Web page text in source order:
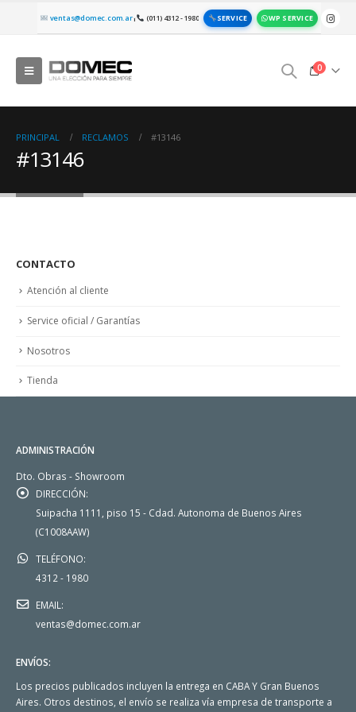
ventas@domec.com.ar| (011) 4312 - 1980 SERVICE WP SERVICE
0
PRINCIPAL RECLAMOS #13146
#13146
CONTACTO
Atención al cliente
Service oficial / Garantías
Nosotros
Tienda
ADMINISTRACIÓN
Dto. Obras - Showroom
DIRECCIÓN:
Suipacha 1111, piso 15 - Cdad. Autonoma de Buenos Aires
(C1008AAW)
TELÉFONO:
4312 - 1980
EMAIL:
ventas@domec.com.ar
ENVÍOS:
Los precios publicados incluyen la entrega en CABA Y Gran Buenos
Aires. Otros destinos, el envío se realiza vía empresa de transporte a